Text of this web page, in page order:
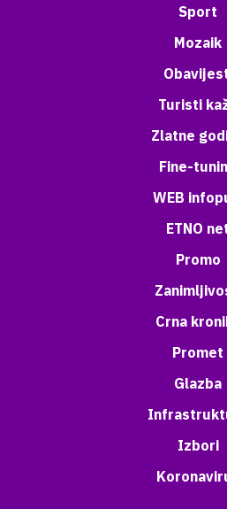
Sport
Mozaik
Turisti
Zlatne
Fine-
WEB
ETNO
Promo
Crna
Promet
Glazba
Izbori